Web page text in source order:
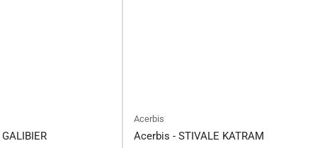
Acerbis
Acerbis - STIVALE KATRAM